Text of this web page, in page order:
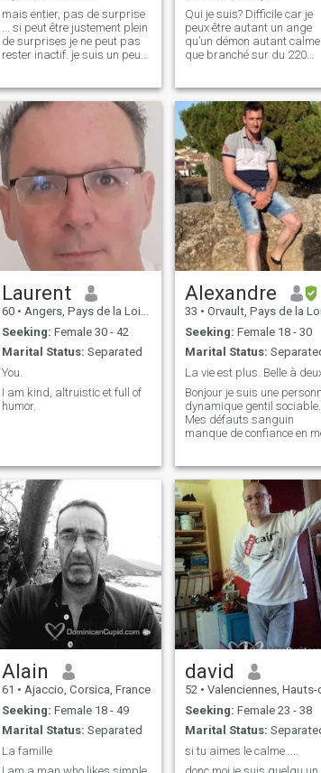
mais entier, pas de surprise
... si peut être justement plein
de surprises je ne peut pas
rester inactif. je suis un peu
égo. mais je suis à l'écoute
de l'autre. les plaies de ma
vie ont endurcie
Qui je suis? Difficile car je
peux être autant un ange
qu’un démon autant calme
que branché sur du 220
un gentil qui sait être
attentionné si la personne
le rend bien. Je peux être
Laurent
60 • Angers, Pays de la Loire, France
Seeking: Female 30 - 42
Marital Status: Separated
You.
I am kind, altruistic et full of
humor.
Alexandre
33 • Orvault, Pays de la Loire,
Seeking: Female 18 - 30
Marital Status:
La vie est plus. Belle à
Bonjour je suis une
dynamique gentil sociable.
Mes défauts sanguin
manque de confiance en
Alain
61 • Ajaccio, Corsica, France
Seeking: Female 18 - 49
Marital Status: Separated
La famille
david
52 • Valenciennes, Hauts-de-France,
Seeking: Female 23 - 38
Marital Status:
si tu aimes le calme.....